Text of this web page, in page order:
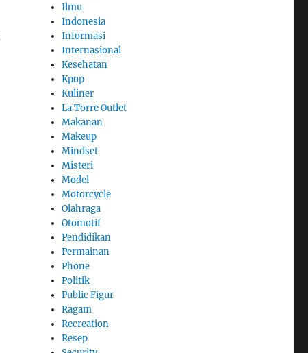
Ilmu
Indonesia
Informasi
Internasional
Kesehatan
Kpop
Kuliner
La Torre Outlet
Makanan
Makeup
Mindset
Misteri
Model
Motorcycle
Olahraga
Otomotif
Pendidikan
Permainan
Phone
Politik
Public Figur
Ragam
Recreation
Resep